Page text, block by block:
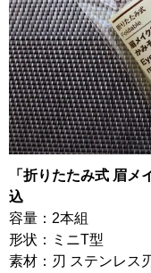
「折りたたみ式 眉
込
容量：2本組
形状：ミニT型
素材：刃 ステンレス